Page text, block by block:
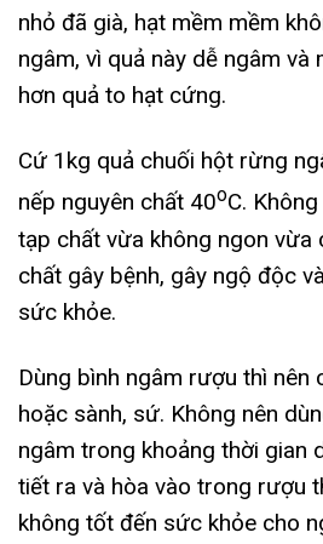
nhỏ đã già, hạt mềm mềm
ngâm, vì quả này dễ ngâm và
hơn quả to hạt cứng.
Cứ 1kg quả chuối hột rừng
nếp nguyên chất 40oC.
tạp chất vừa không ngon vừa
chất gây bệnh, gây ngộ độc
sức khỏe.
Dùng bình ngâm rượu thì nên
hoặc sành, sứ. Không nên
ngâm trong khoảng thời gian
tiết ra và hòa vào trong rượu
không tốt đến sức khỏe cho